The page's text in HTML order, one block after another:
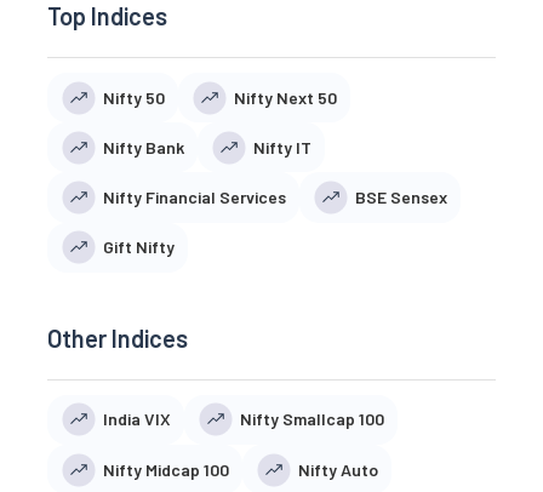
Top Indices
Nifty 50 Nifty Next 50
Nifty Bank Nifty IT
Nifty Financial Services BSE Sensex
Gift Nifty
Other Indices
India VIX Nifty Smallcap 100
Nifty Midcap 100 Nifty Auto